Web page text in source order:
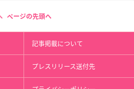
ページの先頭へ
記事掲載について
プレスリリース送付先